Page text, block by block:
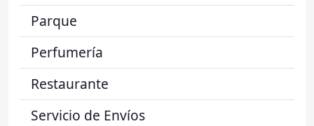
Parque
Perfumería
Restaurante
Servicio de Envíos